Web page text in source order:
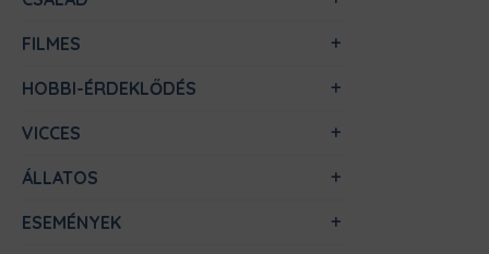
FILMES
HOBBI-ÉRDEKLŐDÉS
VICCES
ÁLLATOS
ESEMÉNYEK